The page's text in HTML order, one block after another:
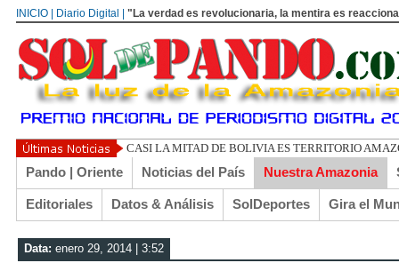
INICIO | Diario Digital | "La verdad es revolucionaria, la mentira es
UN LIBERTARI
Pando | Oriente Noticias del País Nuestra Amazonia
Editoriales Datos & Análisis SolDeportes Gira el
Data: enero 29, 2014 | 3:52